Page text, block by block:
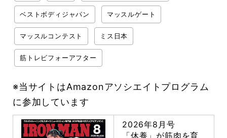
ベストボディジャパン マッスルゲート
マッスルコンテスト ミス日本
筋トレビフォーアフター
※当サイトはAmazonアソシエイトプログラム
に参加しています
2026年8月号
「休養」が筋肉を育